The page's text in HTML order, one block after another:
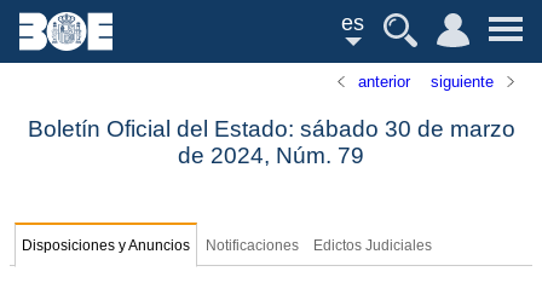
es
anterior siguiente
Boletín Oficial del Estado: sábado 30 de marzo
de 2024, Núm. 79
Disposiciones y Anuncios Notificaciones Edictos Judiciales